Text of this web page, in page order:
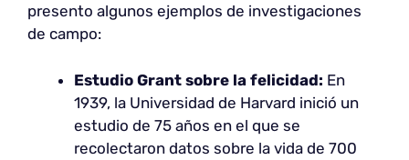
presento algunos ejemplos de investigaciones
de campo:
Estudio Grant sobre la felicidad: En
1939, la Universidad de Harvard inició un
estudio de 75 años en el que se
recolectaron datos sobre la vida de 700